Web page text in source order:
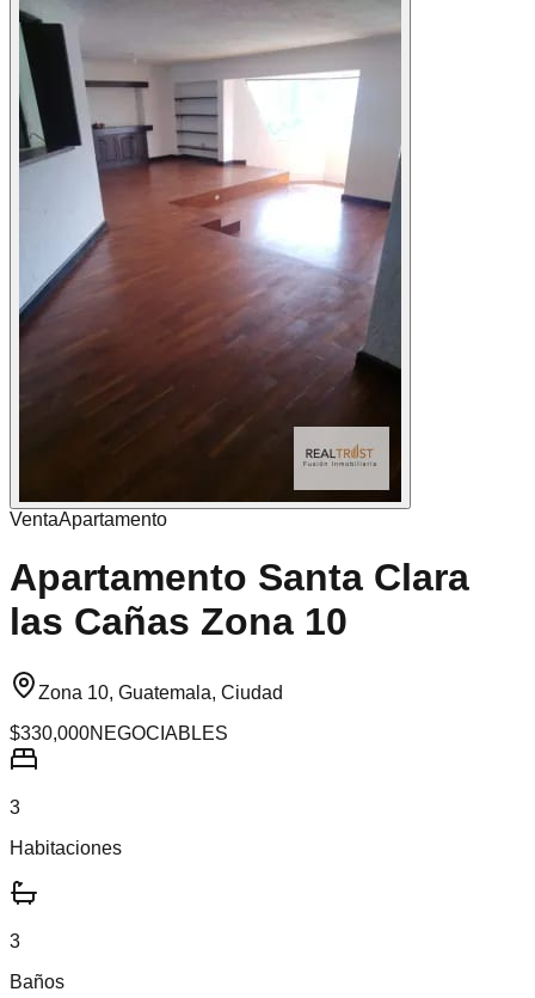
VentaApartamento
Apartamento Santa Clara
las Cañas Zona 10
Zona 10, Guatemala, Ciudad
$330,000NEGOCIABLES
3
Habitaciones
3
Baños